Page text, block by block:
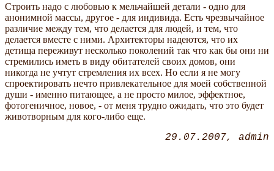
Строить надо с любовью к мельчайшей дета­ли - одно для
анонимной массы, другое - для индивида. Есть чрезвычайное
различие между тем, что делается для людей, и тем, что
делается вместе с ними. Архитекторы надеются, что их
детища пе­реживут несколько поколений так что как бы они ни
стре­мились иметь в виду обитате­лей своих домов, они
никогда не учтут стремления их всех. Но если я не могу
спроекти­ровать нечто привлекатель­ное для моей собственной
души - именно питающее, а не просто милое, эффектное,
фотогеничное, новое, - от меня трудно ожидать, что это будет
животворным для кого-либо еще.
29.07.2007 admin